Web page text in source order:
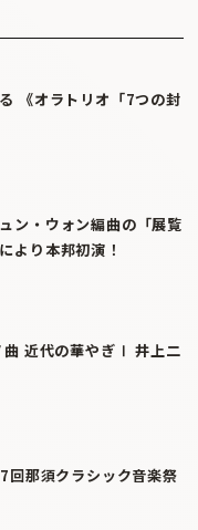
《オラトリオ「7つの封
ン・ウォン編曲の「展覧
より本邦初演！
曲 近代の華やぎⅠ 井上二
回那須クラシック音楽祭